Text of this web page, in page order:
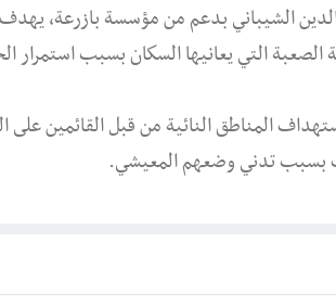
الشيباني بدعم من مؤسسة بازرعة،
التي يعانيها السكان بسبب استمرار
المناطق النائية من قبل القائمين
بسبب تدني وضعهم المعيشي.